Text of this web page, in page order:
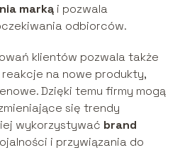
markąi pozwala
odbiorców.
klientów pozwala także
na nowe produkty,
Dzięki temu firmy mogą
się trendy
wykorzystywać brand
i przywiązania do